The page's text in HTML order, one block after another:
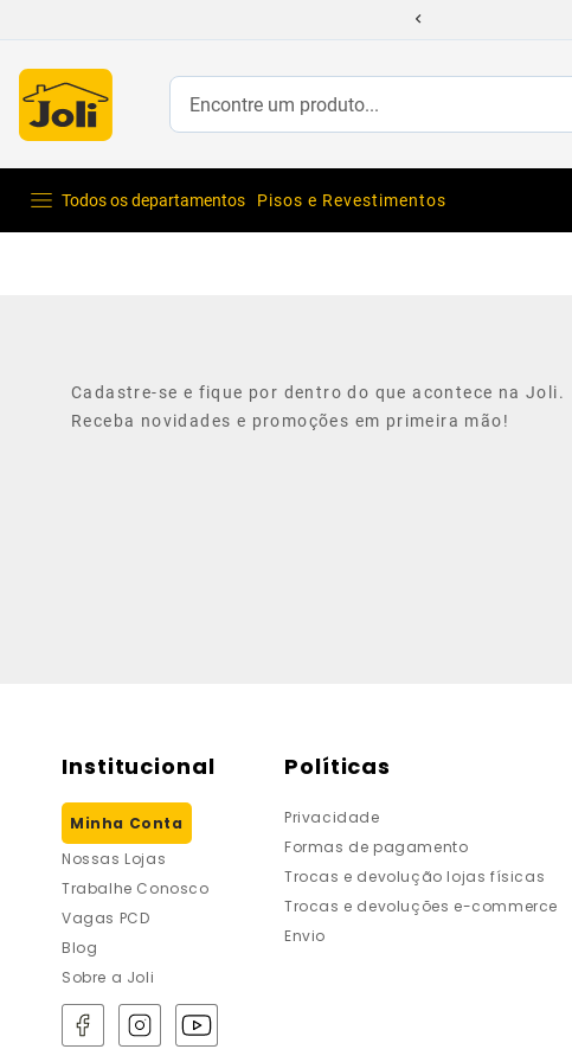
Encontre um produto...
Todos os departamentos Pisos e Revestimentos
Cadastre-se e fique por dentro do que acontece na Joli.
Receba novidades e promoções em primeira mão!
Institucional
Minha Conta
Nossas Lojas
Trabalhe Conosco
Vagas PCD
Blog
Sobre a Joli
Políticas
Privacidade
Formas de pagamento
Trocas e devolução lojas físicas
Trocas e devoluções e-commerce
Envio